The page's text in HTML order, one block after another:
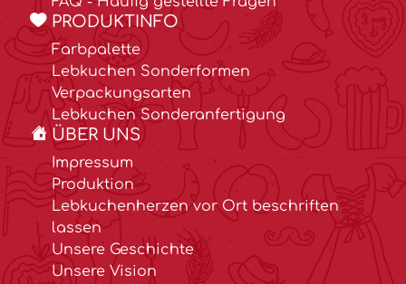
PRODUKTINFO
Farbpalette
Lebkuchen Sonderformen
Verpackungsarten
Lebkuchen Sonderanfertigung
ÜBER UNS
Impressum
Produktion
Lebkuchenherzen vor Ort beschriften
lassen
Unsere Geschichte
Unsere Vision